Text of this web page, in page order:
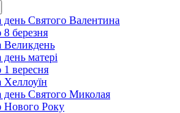
день Святого Валентина
8 березня
Великдень
матері
1 вересня
Хеллоуїн
день Святого Миколая
Нового Року